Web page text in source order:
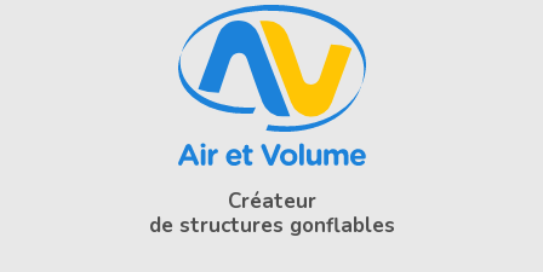
Créateur
de structures gonflables